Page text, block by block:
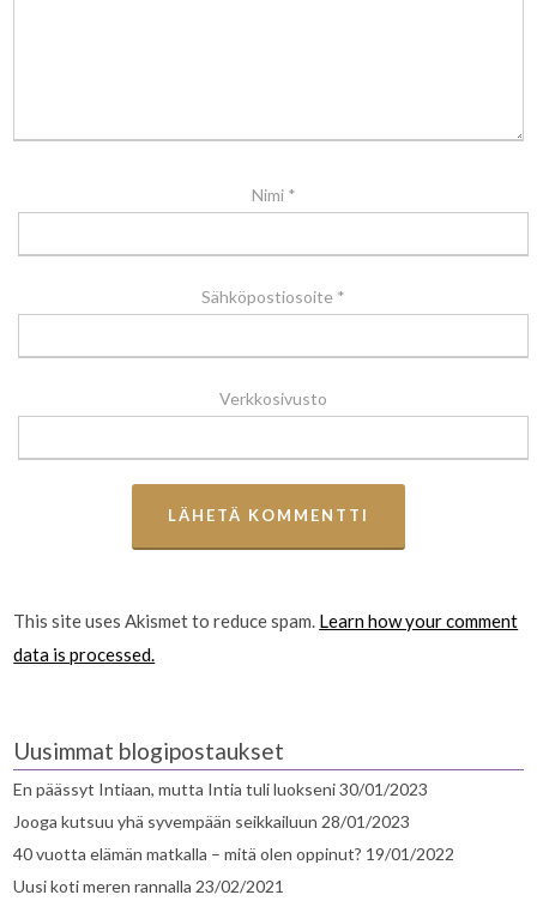
Nimi *
Sähköpostiosoite *
Verkkosivusto
This site uses Akismet to reduce spam. Learn how your comment
data is processed.
Uusimmat blogipostaukset
En päässyt Intiaan, mutta Intia tuli luokseni30/01/2023
Jooga kutsuu yhä syvempään seikkailuun 28/01/2023
40 vuotta elämän matkalla – mitä olen oppinut? 19/01/2022
Uusi koti meren rannalla 23/02/2021